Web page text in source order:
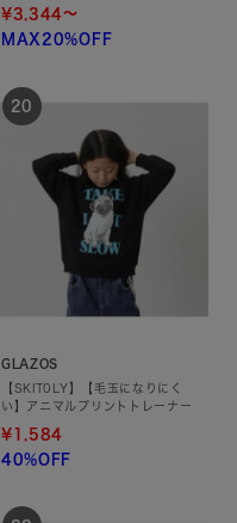
¥3,344～
MAX20%OFF
GLAZOS
【SKIT0LY】【毛玉になりにく
い】アニマルプリントトレーナー
¥1,584
40%OFF